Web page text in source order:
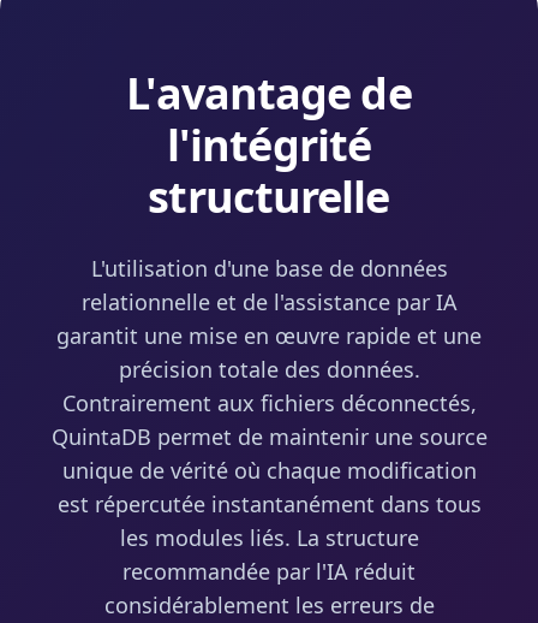
L'avantage de
l'intégrité
structurelle
L'utilisation d'une base de données
relationnelle et de l'assistance par IA
garantit une mise en œuvre rapide et une
précision totale des données.
Contrairement aux fichiers déconnectés,
QuintaDB permet de maintenir une source
unique de vérité où chaque modification
est répercutée instantanément dans tous
les modules liés. La structure
recommandée par l'IA réduit
considérablement les erreurs de